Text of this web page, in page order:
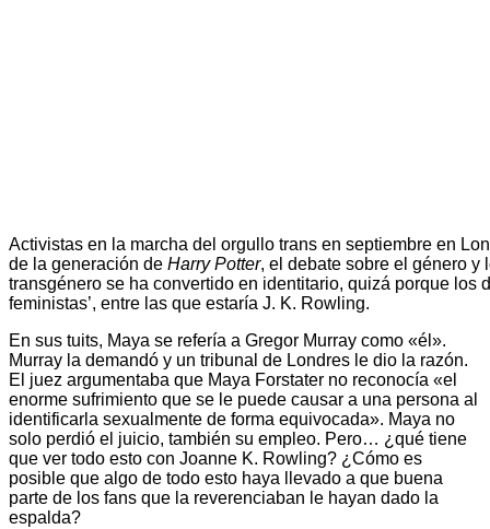
Activistas en la marcha del orgullo trans en septiembre en
de la generación de Harry Potter, el debate sobre el género y
transgénero se ha convertido en identitario, quizá porque los
feministas’, entre las que estaría J. K. Rowling.
En sus tuits, Maya se refería a Gregor Murray como «él».
Murray la demandó y un tribunal de Londres le dio la razón.
El juez argumentaba que Maya Forstater no reconocía «el
enorme sufrimiento que se le puede causar a una persona al
identificarla sexualmente de forma equivocada». Maya no
solo perdió el juicio, también su empleo. Pero… ¿qué tiene
que ver todo esto con Joanne K. Rowling? ¿Cómo es
posible que algo de todo esto haya llevado a que buena
parte de los fans que la reverenciaban le hayan dado la
espalda?